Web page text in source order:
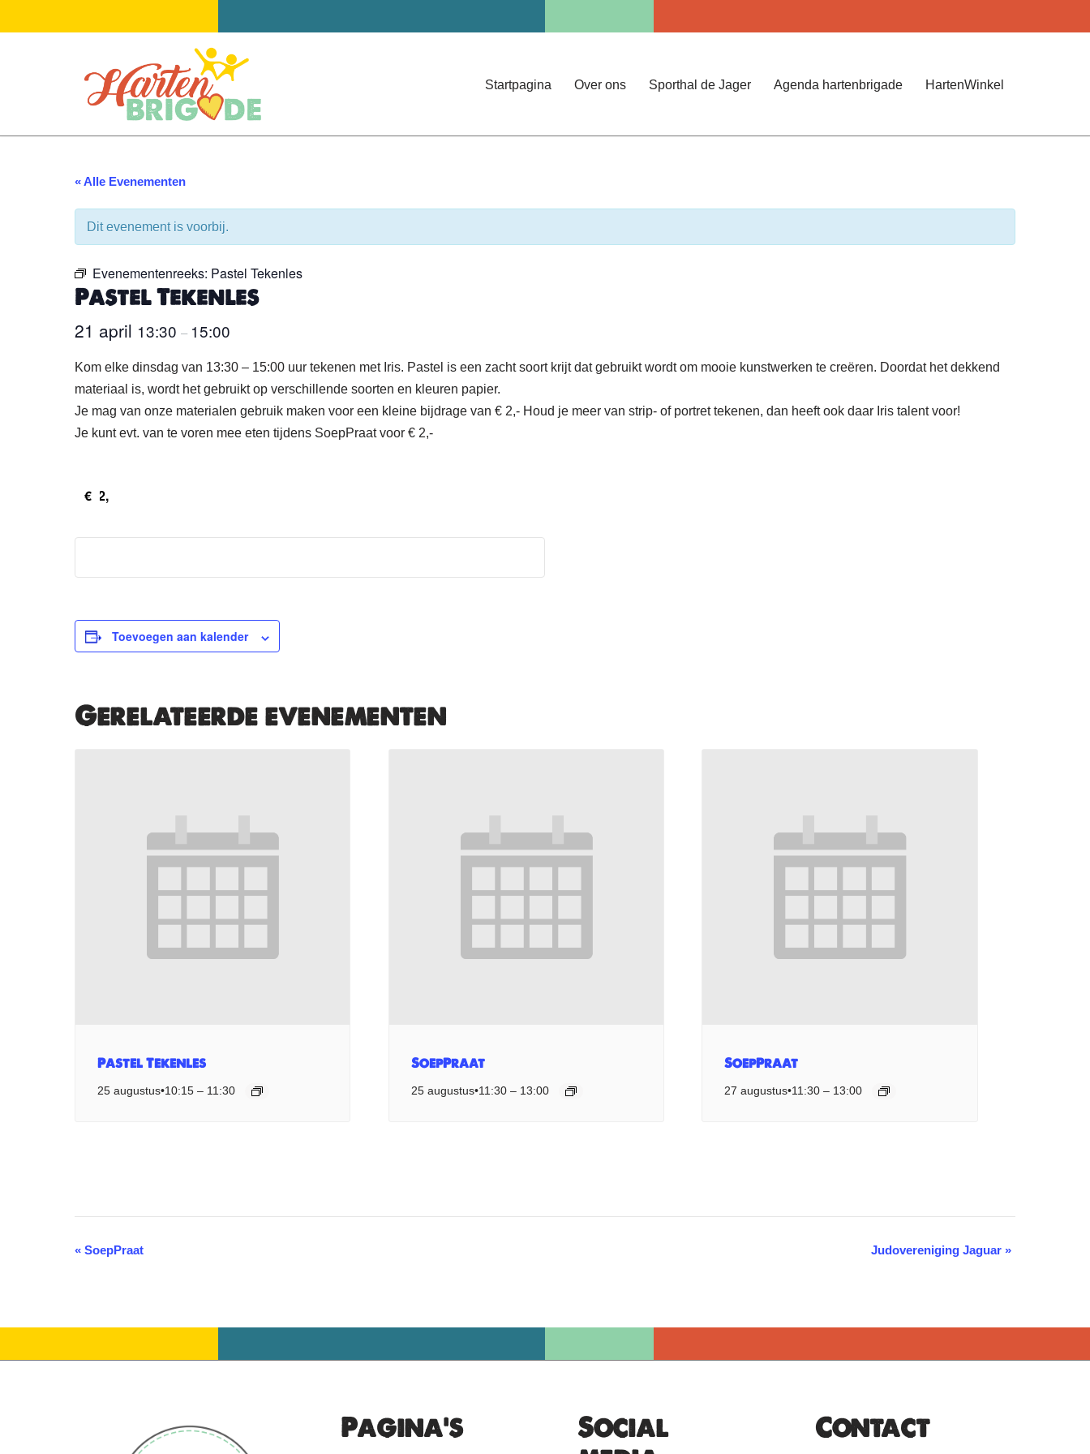
Startpagina Over ons Sporthal de Jager Agenda hartenbrigade HartenWinkel
« Alle Evenementen
Dit evenement is voorbij.
Evenementenreeks: Pastel Tekenles
Pastel Tekenles
21 april 13:30 – 15:00
Kom elke dinsdag van 13:30 – 15:00 uur tekenen met Iris. Pastel is een zacht soort krijt dat gebruikt wordt om mooie kunstwerken te creëren. Doordat het dekkend
materiaal is, wordt het gebruikt op verschillende soorten en kleuren papier.
Je mag van onze materialen gebruik maken voor een kleine bijdrage van € 2,- Houd je meer van strip- of portret tekenen, dan heeft ook daar Iris talent voor!
Je kunt evt. van te voren mee eten tijdens SoepPraat voor € 2,-
€2,
Toevoegen aan kalender
Gerelateerde evenementen
Pastel Tekenles
25 augustus•10:15 – 11:30
SoepPraat
25 augustus•11:30– 13:00
SoepPraat
27 augustus•11:30 – 13:00
Evenement
« SoepPraat Judovereniging Jaguar »
Pagina's
Social
Contact